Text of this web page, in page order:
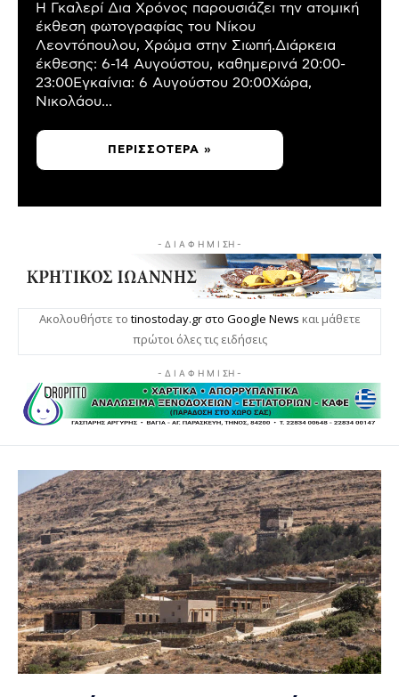
Η Γκαλερί Δια Χρόνος παρουσιάζει την ατομική
έκθεση φωτογραφίας του Νίκου
Λεοντόπουλου, Χρώμα στην Σιωπή.Διάρκεια
έκθεσης: 6-14 Αυγούστου, καθημερινά 20:00-
23:00Εγκαίνια: 6 Αυγούστου 20:00Χώρα,
Νικολάου...
ΠΕΡΙΣΣΌΤΕΡΑ »
- Δ Ι Α Φ Η Μ Ι ΣΗ -
Ακολουθήστε το tinostoday.gr στο Google News και μάθετε
πρώτοι όλες τις ειδήσεις
- Δ Ι Α Φ Η Μ Ι ΣΗ -